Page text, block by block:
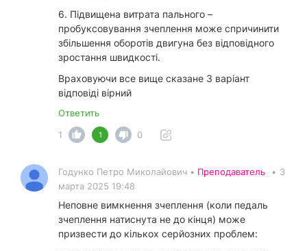
6. Підвищена витрата пального –
пробуксовування зчеплення може спричинити
збільшення оборотів двигуна без відповідного
зростання швидкості.
Враховуючи все вище сказане 3 варіант
відповіді вірний
Ответить
1
1 0
Годунко Петро Миколайович • Преподаватель • 3
марта 2025 19:48
Неповне вимкнення зчеплення (коли педаль
зчеплення натиснута не до кінця) може
призвести до кількох серйозних проблем: